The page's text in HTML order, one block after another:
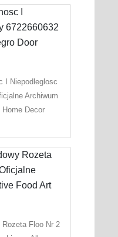
I Niepodleglosc
Archiwum
Home Decor
Floo Nr 2